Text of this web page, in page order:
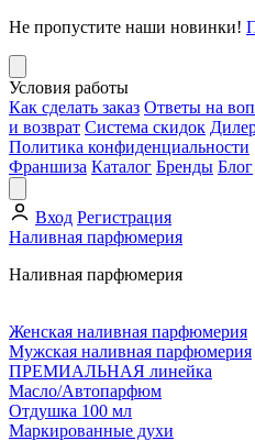
Не пропустите наши новинки!
Условия работы
Как сделать заказ Ответы на
и возврат Система скидок
Политика конфиденциальности
Франшиза Каталог Бренды Блог
Вход Регистрация
Наливная парфюмерия
Наливная парфюмерия
Женская наливная парфюмерия
Мужская наливная парфюмерия
ПРЕМИАЛЬНАЯ линейка
Масло/Автопарфюм
Отдушка 100 мл
Маркированные духи